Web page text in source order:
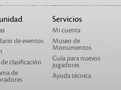
de eventos
de clasificación
de
Servicios
Mi cuenta
Museo de
Monumentos
Guía para nuevos
jugadores
Ayuda técnica